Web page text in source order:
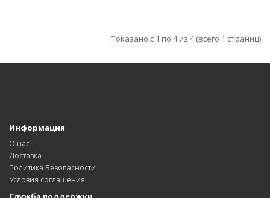
Показано с 1 по 4 из 4 (всего 1 страниц)
Информация
О нас
Доставка
Политика Безопасности
Условия соглашения